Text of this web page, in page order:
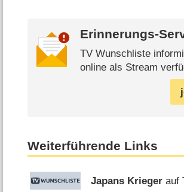
Erinnerungs-
TV Wunschliste
online als Stream
Weiterführende Links
Japans Krieger auf